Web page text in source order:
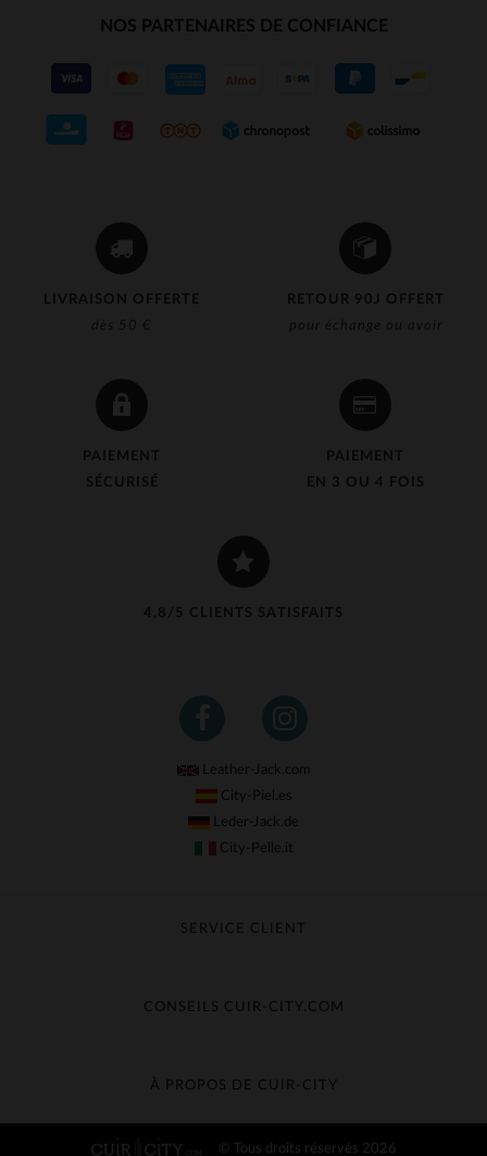
LIVRAISON OFFERTE
dès 50 €
RETOUR 90J OFFERT
pour échange ou avoir
PAIEMENT
SÉCURISÉ
PAIEMENT
EN 3 OU 4 FOIS
4,8/5 CLIENTS SATISFAITS
NOS PARTENAIRES DE CONFIANCE
Leather-Jack.com
City-Piel.es
Leder-Jack.de
City-Pelle.it
SERVICE CLIENT
Échange & Remboursement
Contacter le service client
CONSEILS CUIR-CITY.COM
Guide des matières
À PROPOS DE CUIR-CITY
© Tous droits réservés 2026